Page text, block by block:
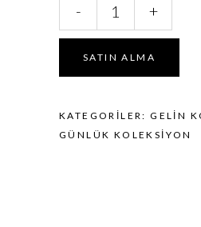
- +
SATIN ALMA
KATEGORILER:GELIN
GÜNLÜK KOLEKSIYON